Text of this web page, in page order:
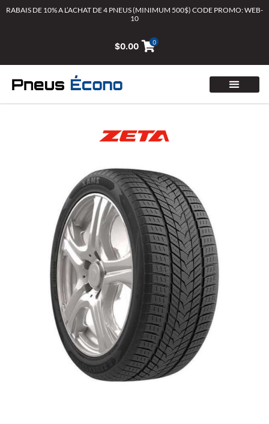
AllerRABAIS DE 10% A L’ACHAT DE 4 PNEUS (MINIMUM 500$) CODE PROMO: WEB-
10
$0.00 0